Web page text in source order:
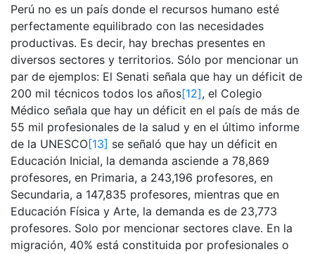
Perú no es un país donde el recursos humano esté
perfectamente equilibrado con las necesidades
productivas. Es decir, hay brechas presentes en
diversos sectores y territorios. Sólo por mencionar un
par de ejemplos: El Senati señala que hay un déficit de
200 mil técnicos todos los años[12], el Colegio
Médico señala que hay un déficit en el país de más de
55 mil profesionales de la salud y en el último informe
de la UNESCO[13] se señaló que hay un déficit en
Educación Inicial, la demanda asciende a 78,869
profesores, en Primaria, a 243,196 profesores, en
Secundaria, a 147,835 profesores, mientras que en
Educación Física y Arte, la demanda es de 23,773
profesores. Solo por mencionar sectores clave. En la
migración, 40% está constituida por profesionales o